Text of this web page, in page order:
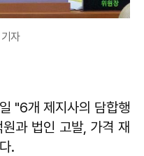
자
"6개 제지사의 담합행
과 법인 고발, 가격 재
.